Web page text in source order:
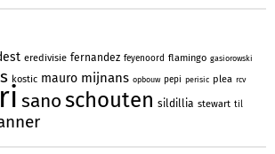
eredivisie fernandez feyenoord flamingo gasiorowski
kostic mauro mijnans opbouw pepi perisic plea rcv
sanoschouten sildillia stewart til